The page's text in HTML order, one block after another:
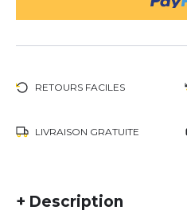
RETOURS FACILES
LIVRAISON GRATUITE
+ Description